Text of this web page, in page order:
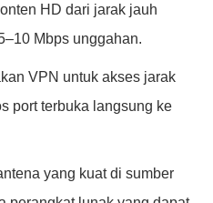
HD dari jarak jauh
Mbps unggahan.
VPN untuk akses jarak
port terbuka langsung ke
yang kuat di sumber